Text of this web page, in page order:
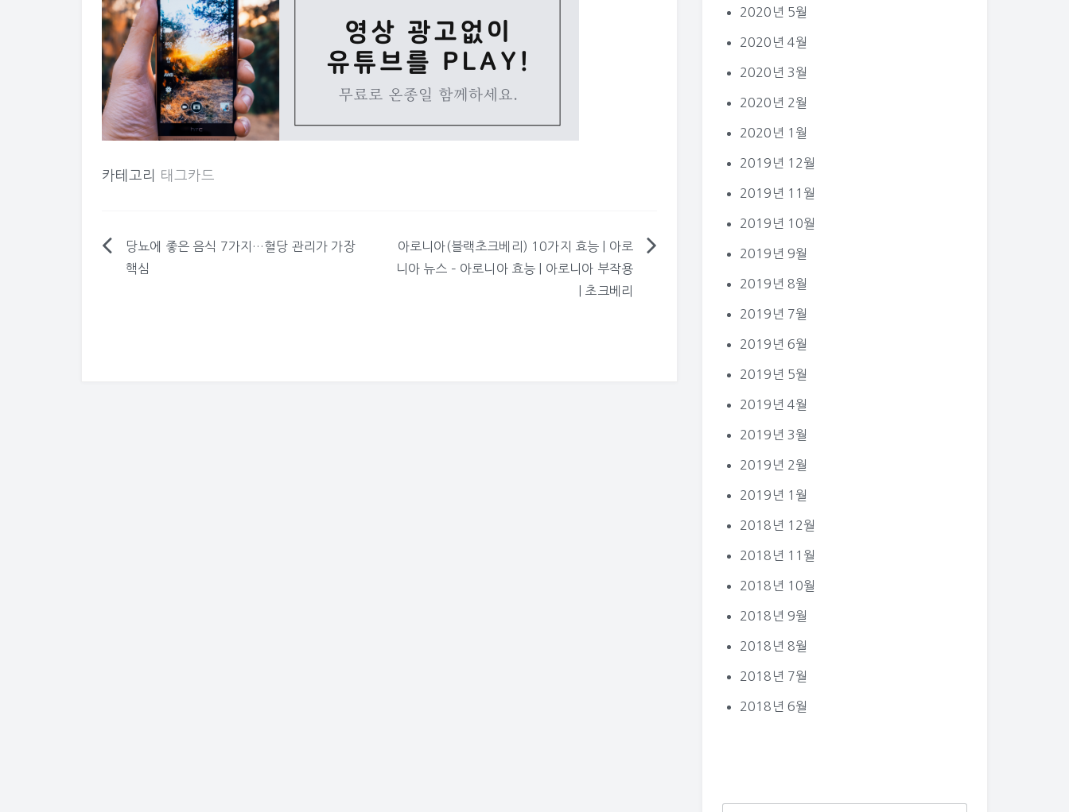
카테고리 태그카드
글
당뇨에 좋은 음식 7가지…혈당 관리가 가장
핵심
아로니아(블랙초크베리) 10가지 효능 | 아로
니아 뉴스 – 아로니아 효능 | 아로니아 부작용
| 초크베리
2020년 5월
2020년 4월
2020년 3월
2020년 2월
2020년 1월
2019년 12월
2019년 11월
2019년 10월
2019년 9월
2019년 8월
2019년 7월
2019년 6월
2019년 5월
2019년 4월
2019년 3월
2019년 2월
2019년 1월
2018년 12월
2018년 11월
2018년 10월
2018년 9월
2018년 8월
2018년 7월
2018년 6월